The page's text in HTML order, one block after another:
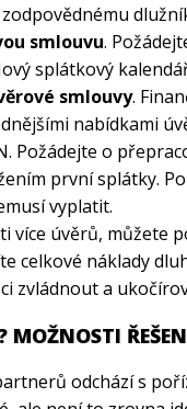
smlouvu.
splátkový
smlouvy.
nabídkami
Požádejte o
první splátky.
vyplatit.
více úvěrů, můžete
celkové náklady
zvládnout a
MOŽNOSTI
odchází s